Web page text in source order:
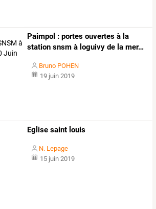
Paimpol : portes ouvertes à la
station snsm à loguivy de la mer…
Bruno POHEN
19 juin 2019
Eglise saint louis
N. Lepage
15 juin 2019